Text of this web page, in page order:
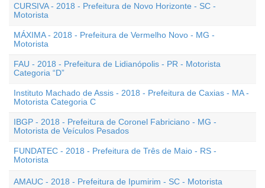
CURSIVA - 2018 - Prefeitura de Novo Horizonte - SC -
Motorista
MÁXIMA - 2018 - Prefeitura de Vermelho Novo - MG -
Motorista
FAU - 2018 - Prefeitura de Lidianópolis - PR - Motorista
Categoria “D”
Instituto Machado de Assis - 2018 - Prefeitura de Caxias - MA -
Motorista Categoria C
IBGP - 2018 - Prefeitura de Coronel Fabriciano - MG -
Motorista de Veículos Pesados
FUNDATEC - 2018 - Prefeitura de Três de Maio - RS -
Motorista
AMAUC - 2018 - Prefeitura de Ipumirim - SC - Motorista